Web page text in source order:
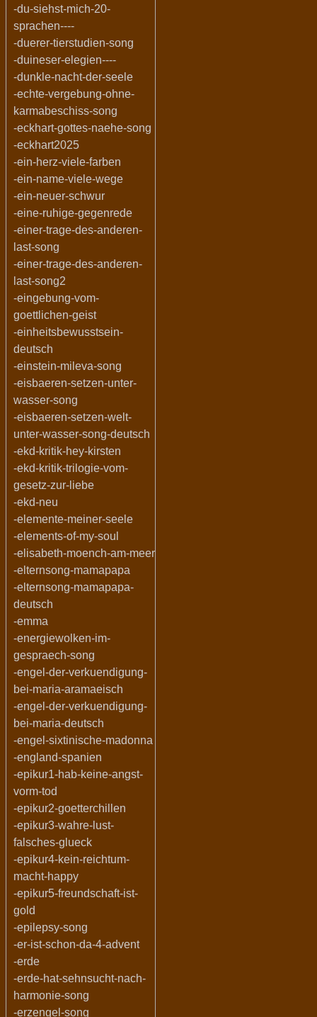
-du-siehst-mich-20-
sprachen----
-duerer-tierstudien-song
-duineser-elegien----
-dunkle-nacht-der-seele
-echte-vergebung-ohne-
karmabeschiss-song
-eckhart-gottes-naehe-song
-eckhart2025
-ein-herz-viele-farben
-ein-name-viele-wege
-ein-neuer-schwur
-eine-ruhige-gegenrede
-einer-trage-des-anderen-
last-song
-einer-trage-des-anderen-
last-song2
-eingebung-vom-
goettlichen-geist
-einheitsbewusstsein-
deutsch
-einstein-mileva-song
-eisbaeren-setzen-unter-
wasser-song
-eisbaeren-setzen-welt-
unter-wasser-song-deutsch
-ekd-kritik-hey-kirsten
-ekd-kritik-trilogie-vom-
gesetz-zur-liebe
-ekd-neu
-elemente-meiner-seele
-elements-of-my-soul
-elisabeth-moench-am-meer
-elternsong-mamapapa
-elternsong-mamapapa-
deutsch
-emma
-energiewolken-im-
gespraech-song
-engel-der-verkuendigung-
bei-maria-aramaeisch
-engel-der-verkuendigung-
bei-maria-deutsch
-engel-sixtinische-madonna
-england-spanien
-epikur1-hab-keine-angst-
vorm-tod
-epikur2-goetterchillen
-epikur3-wahre-lust-
falsches-glueck
-epikur4-kein-reichtum-
macht-happy
-epikur5-freundschaft-ist-
gold
-epilepsy-song
-er-ist-schon-da-4-advent
-erde
-erde-hat-sehnsucht-nach-
harmonie-song
-erzengel-song